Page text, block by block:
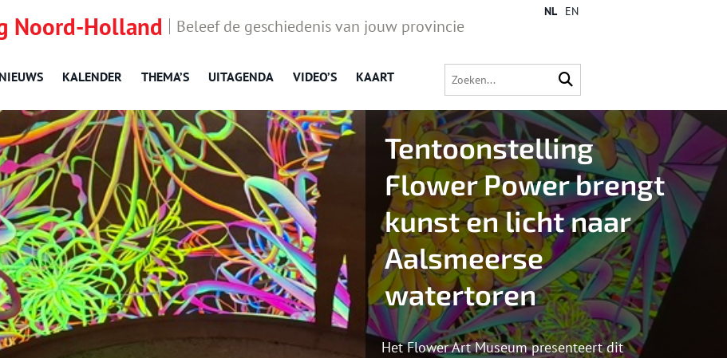
Noord-Holland Beleef de geschiedenis van jouw provincie
NIEUWS KALENDER THEMA’S UITAGENDA VIDEO’S KAART
NL EN
Tentoonstelling
Flower Power brengt
kunst en licht naar
Aalsmeerse
watertoren
Het Flower Art Museum presenteert dit